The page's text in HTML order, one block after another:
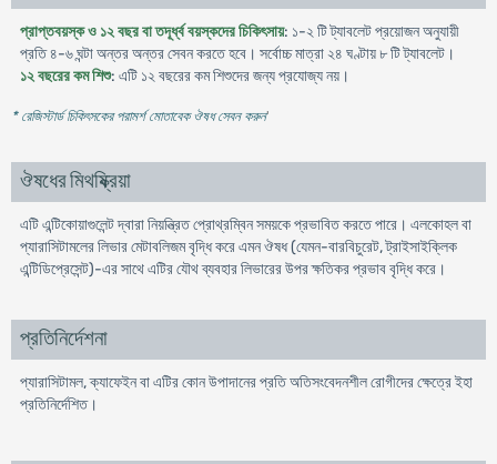
প্রাপ্তবয়স্ক ও ১২ বছর বা তদূর্ধ্ব বয়স্কদের চিকিৎসায়: ১-২ টি ট্যাবলেট প্রয়োজন অনুযায়ী
প্রতি ৪-৬ ঘন্টা অন্তর অন্তর সেবন করতে হবে। সর্বোচ্চ মাত্রা ২৪ ঘণ্টায় ৮ টি ট্যাবলেট।
১২ বছরের কম শিশু: এটি ১২ বছরের কম শিশুদের জন্য প্রযোজ্য নয়।
* রেজিস্টার্ড চিকিৎসকের পরামর্শ মোতাবেক ঔষধ সেবন করুন'
ঔষধের মিথষ্ক্রিয়া
এটি এন্টিকোয়াগুলেন্ট দ্বারা নিয়ন্ত্রিত প্রোথ্রম্বিন সময়কে প্রভাবিত করতে পারে। এলকোহল বা
প্যারাসিটামলের লিভার মেটাবলিজম বৃদ্ধি করে এমন ঔষধ (যেমন-বারবিচুরেট, ট্রাইসাইক্লিক
এন্টিডিপ্রেসেন্ট)-এর সাথে এটির যৌথ ব্যবহার লিভারের উপর ক্ষতিকর প্রভাব বৃদ্ধি করে।
প্রতিনির্দেশনা
প্যারাসিটামল, ক্যাফেইন বা এটির কোন উপাদানের প্রতি অতিসংবেদনশীল রোগীদের ক্ষেত্রে ইহা
প্রতিনির্দেশিত।